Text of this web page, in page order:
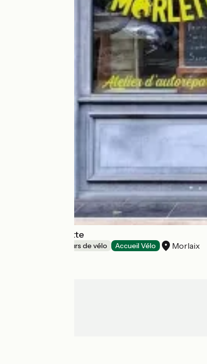
La Clef à Morlette
Loueurs/réparateurs de vélo Accueil Vélo Morlaix